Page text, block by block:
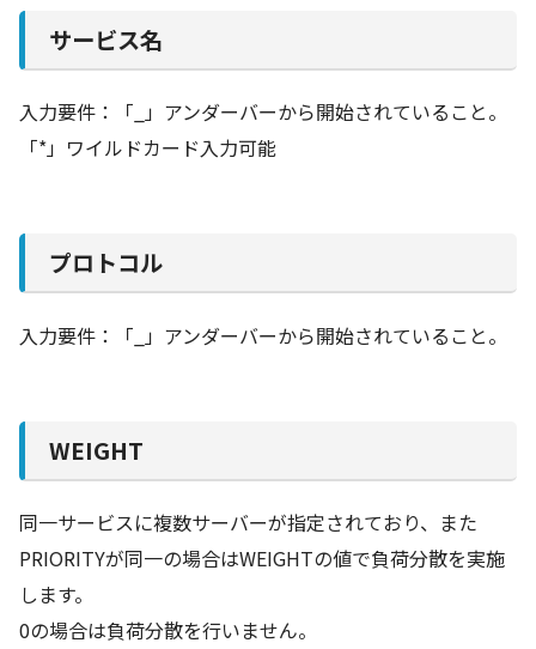
サービス名
入力要件：「_」アンダーバーから開始されていること。
「*」ワイルドカード入力可能
プロトコル
入力要件：「_」アンダーバーから開始されていること。
WEIGHT
同一サービスに複数サーバーが指定されており、また
PRIORITYが同一の場合はWEIGHTの値で負荷分散を実施
します。
0の場合は負荷分散を行いません。